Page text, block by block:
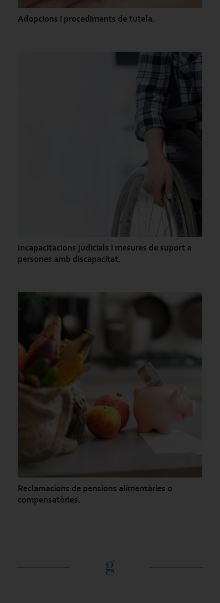
Adopcions i procediments de tutela.
Incapacitacions judicials i mesures de suport a
persones amb discapacitat.
Reclamacions de pensions alimentàries o
compensatòries.